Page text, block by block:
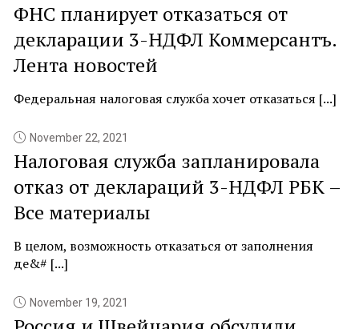
ФНС планирует отказаться от
декларации 3-НДФЛ Коммерсантъ.
Лента новостей
Федеральная налоговая служба хочет отказаться [...]
November 22, 2021
Налоговая служба запланировала
отказ от деклараций 3-НДФЛ РБК –
Все материалы
В целом, возможность отказаться от заполнения
де&# [...]
November 19, 2021